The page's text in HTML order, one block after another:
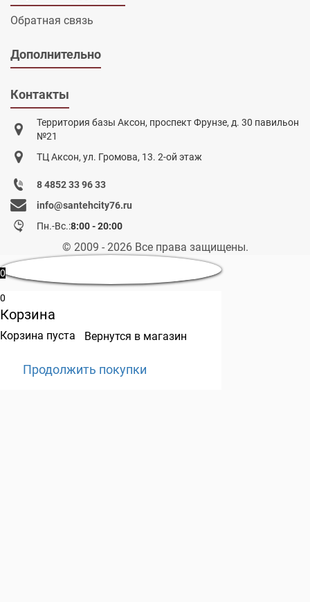
Обратная связь
Дополнительно
Контакты
Территория базы Аксон, проспект Фрунзе, д. 30 павильон
№21
ТЦ Аксон, ул. Громова, 13. 2-ой этаж
8 4852 33 96 33
info@santehcity76.ru
Пн.-Вс.:8:00 - 20:00
© 2009 - 2026 Все права защищены.
0
0
Корзина
Корзина пуста Вернутся в магазин
Продолжить покупки